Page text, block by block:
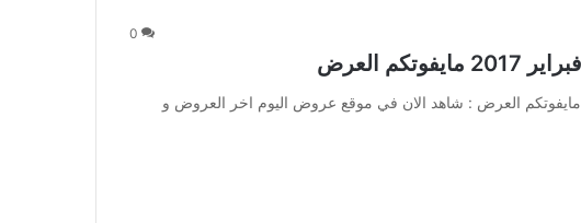
0
عروض العثيم اليوم الجمعه 10 فبراير 2017 مايفوتكم العرض : شاهد الان في موقع عروض اليوم اخر العروض و